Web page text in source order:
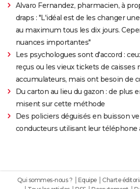
Alvaro Fernandez, pharmacien, à
draps : "L'idéal est de les changer
au maximum tous les dix jours.
nuances importantes"
Les psychologues sont d'accord :
reçus ou les vieux tickets de caisses
accumulateurs, mais ont besoin de
Du carton au lieu du gazon : de plus
misent sur cette méthode
Des policiers déguisés en buisson
conducteurs utilisant leur téléphone
Qui sommes-nous ? Equipe Charte